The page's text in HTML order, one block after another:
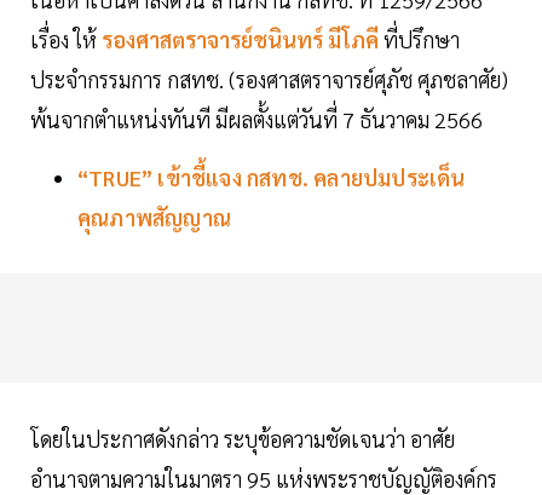
เรื่อง ให้ รองศาสตราจารย์ชนินทร์ มีโภคี ที่ปรึกษา
ประจำกรรมการ กสทช. (รองศาสตราจารย์ศุภัช ศุภชลาศัย)
พ้นจากตำแหน่งทันที มีผลตั้งแต่วันที่ 7 ธันวาคม 2566
“TRUE” เข้าชี้แจง กสทช. คลายปมประเด็น
คุณภาพสัญญาณ
โดยในประกาศดังกล่าว ระบุข้อความชัดเจนว่า อาศัย
อำนาจตามความในมาตรา 95 แห่งพระราชบัญญัติองค์กร